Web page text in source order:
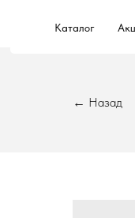
Каталог
← Назад